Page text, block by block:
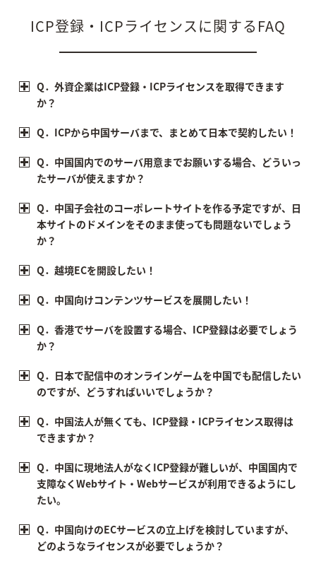
ICP登録・ICPライセンスに関するFAQ
Q．外資企業はICP登録・ICPライセンスを取得できます
か？
Q．ICPから中国サーバまで、まとめて日本で契約したい！
Q．中国国内でのサーバ用意までお願いする場合、どういっ
たサーバが使えますか？
Q．中国子会社のコーポレートサイトを作る予定ですが、日
本サイトのドメインをそのまま使っても問題ないでしょう
か？
Q．越境ECを開設したい！
Q．中国向けコンテンツサービスを展開したい！
Q．香港でサーバを設置する場合、ICP登録は必要でしょう
か？
Q．日本で配信中のオンラインゲームを中国でも配信したい
のですが、どうすればいいでしょうか？
Q．中国法人が無くても、ICP登録・ICPライセンス取得は
できますか？
Q．中国に現地法人がなくICP登録が難しいが、中国国内で
支障なくWebサイト・Webサービスが利用できるようにし
たい。
Q．中国向けのECサービスの立上げを検討していますが、
どのようなライセンスが必要でしょうか？